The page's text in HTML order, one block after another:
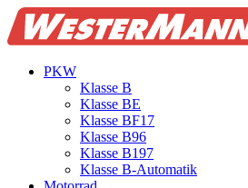
PKW
Klasse B
Klasse BE
Klasse BF17
Klasse B96
Klasse B197
Klasse B‑Automatik